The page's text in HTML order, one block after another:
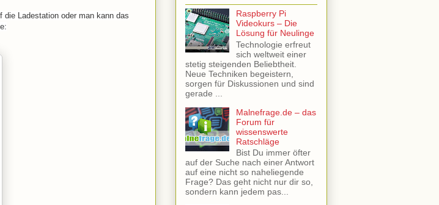
Ladestation oder man kann das
Raspberry Pi
Videokurs – Die
Lösung für Neulinge
Technologie erfreut
sich weltweit einer
stetig steigenden Beliebtheit.
Neue Techniken begeistern,
sorgen für Diskussionen und sind
gerade ...
Malnefrage.de – das
Forum für
wissenswerte
Ratschläge
Bist Du immer öfter
auf der Suche nach einer Antwort
auf eine nicht so naheliegende
Frage? Das geht nicht nur dir so,
sondern kann jedem pas...